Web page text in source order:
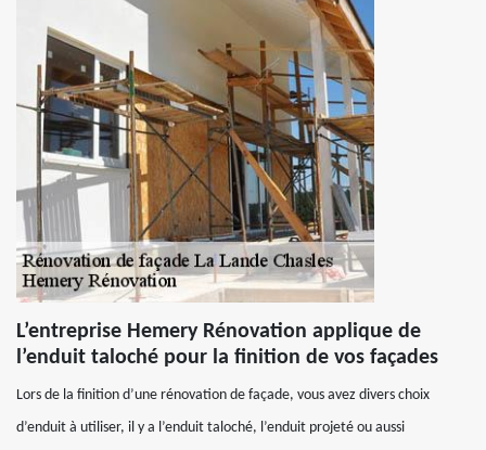
L’entreprise Hemery Rénovation applique de
l’enduit taloché pour la finition de vos façades
Lors de la finition d’une rénovation de façade, vous avez divers choix
d’enduit à utiliser, il y a l’enduit taloché, l’enduit projeté ou aussi